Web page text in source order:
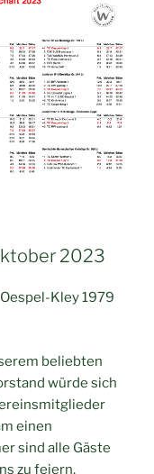
2023
Kley 1979
beliebten
würde sich
einen
sind alle Gäste
zu feiern.